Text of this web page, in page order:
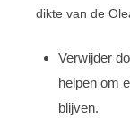
dikte van de
Verwijder
helpen om
blijven.